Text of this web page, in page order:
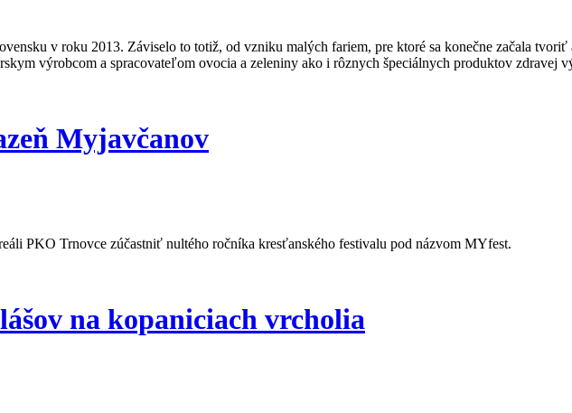
v roku 2013. Záviselo to totiž, od vzniku malých fariem, pre ktoré sa konečne začala
výrobcom a spracovateľom ovocia a zeleniny ako i rôznych špeciálnych produktov zdravej
Myjavčanov
PKO Trnovce zúčastniť nultého ročníka kresťanského festivalu pod názvom MYfest.
na kopaniciach vrcholia